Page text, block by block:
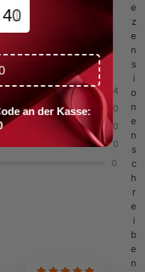
4
0
0
0
0
e
z
e
n
s
i
o
n
e
n
s
c
h
r
e
i
b
e
n
41
0
an der Kasse: